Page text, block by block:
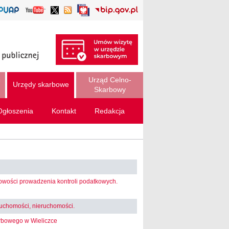
Urzędy skarbowe
Urząd Celno-
Skarbowy
Kontakt Redakcja
prowadzenia kontroli podatkowych.
nieruchomości.
w Wieliczce